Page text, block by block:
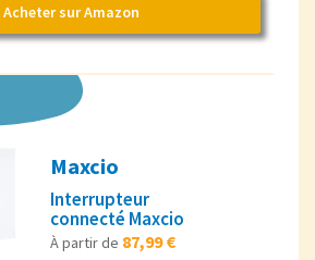
Acheter sur Amazon
Maxcio
Interrupteur
connecté Maxcio
À partir de 87,99 €